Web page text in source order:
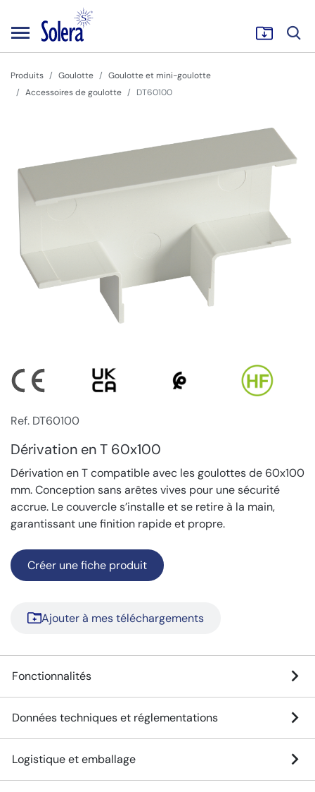
Produits Goulotte
Goulotte et mini-goulotte
Accessoires de goulotte
DT60100
Ref. DT60100
Dérivation en T 60x100
Dérivation en T compatible avec les goulottes de 60x100
mm. Conception sans arêtes vives pour une sécurité
accrue. Le couvercle s’installe et se retire à la main,
garantissant une finition rapide et propre.
Créer une fiche produit
Ajouter à mes téléchargements
Fonctionnalités
Données techniques et réglementations
Logistique et emballage